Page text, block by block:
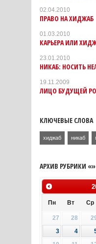
02.04.2010
ПРАВО НА ХИДЖАБ
01.03.2010
КАРЬЕРА ИЛИ
23.01.2010
НИКАБ: НОСИТЬ
19.11.2009
ЛИЦО БУДУЩЕЙ
КЛЮЧЕВЫЕ СЛОВА
хиджаб никаб
АРХИВ РУБРИКИ «»
Пн Вт Ср
27 28
3
4